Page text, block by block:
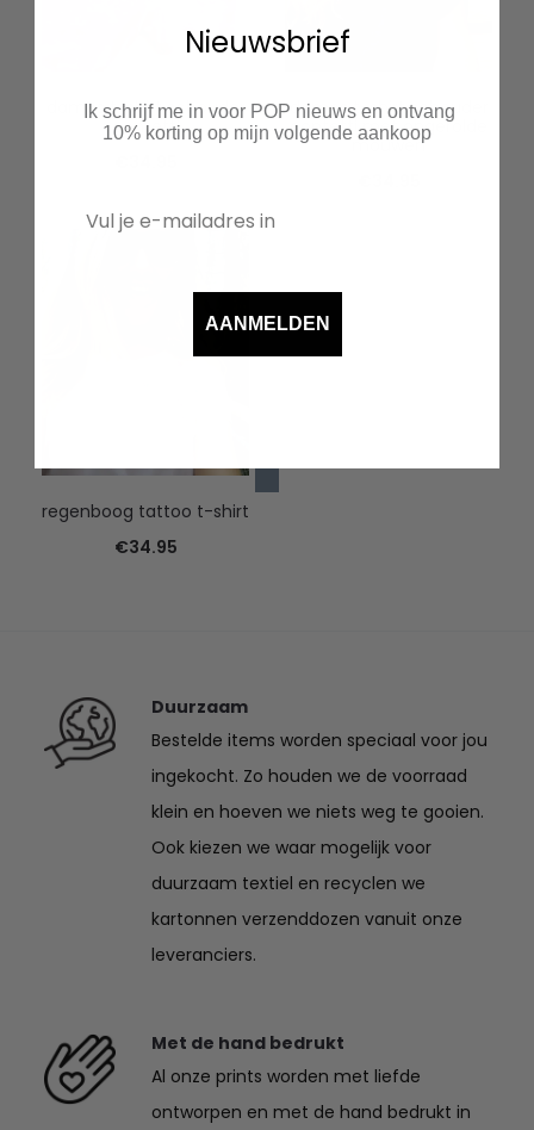
dames t-shirt schouder
confetti
dames t-shirt schouder
confetti met opgerolde
mouwen
regenboog tattoo t-shirt
€34.95
Duurzaam
Bestelde items worden speciaal voor jou
ingekocht. Zo houden we de voorraad
klein en hoeven we niets weg te gooien.
Ook kiezen we waar mogelijk voor
duurzaam textiel en recyclen we
kartonnen verzenddozen vanuit onze
leveranciers.
Met de hand bedrukt
Al onze prints worden met liefde
ontworpen en met de hand bedrukt in
Nieuwsbrief
Ik schrijf me in voor POP nieuws en ontvang
10% korting op mijn volgende aankoop
AANMELDEN